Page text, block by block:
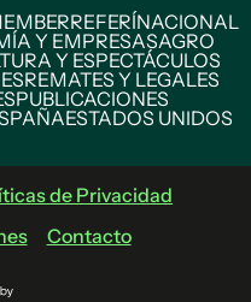
REFERÍNACIONAL
Y EMPRESASAGRO
Y ESPECTÁCULOS
REMATES Y LEGALES
PUBLICACIONES
ESTADOS UNIDOS
de Privacidad
Contacto